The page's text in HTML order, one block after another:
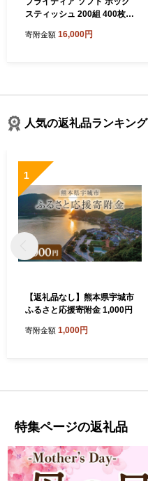
スティッシュ 200組 400枚 6
ッシュ リサイクル 長持 防災
寄附金額 16,000円
人気の返礼品ランキング
1
【返礼品なし】熊本県宇城市
ふるさと応援寄附金 1,000円
寄附金額 1,000円
特集ページの返礼品